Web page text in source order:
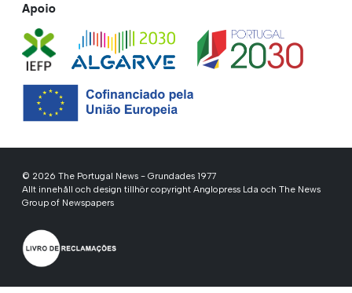
Apoio
© 2026 The Portugal News - Grundades 1977
Allt innehåll och design tillhör copyright Anglopress Lda och The News
Group of Newspapers